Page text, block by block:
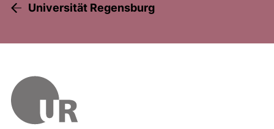
Universität Regensburg